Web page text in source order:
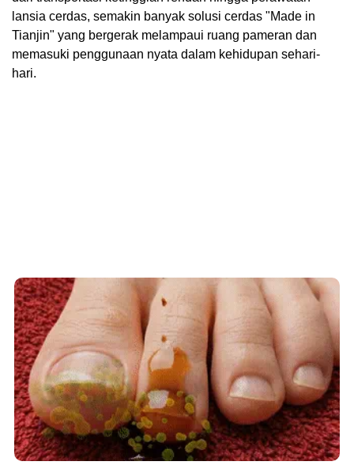
lansia cerdas, semakin banyak solusi cerdas "Made in
Tianjin" yang bergerak melampaui ruang pameran dan
memasuki penggunaan nyata dalam kehidupan sehari-
hari.